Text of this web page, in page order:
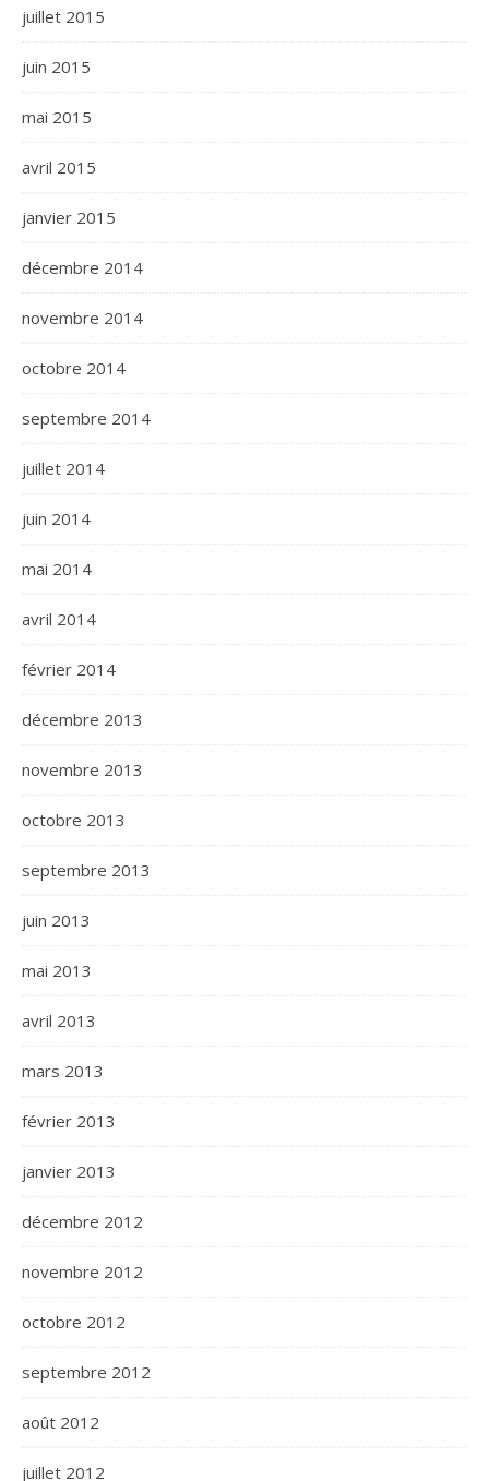
juillet 2015
juin 2015
mai 2015
avril 2015
janvier 2015
décembre 2014
novembre 2014
octobre 2014
septembre 2014
juillet 2014
juin 2014
mai 2014
avril 2014
février 2014
décembre 2013
novembre 2013
octobre 2013
septembre 2013
juin 2013
mai 2013
avril 2013
mars 2013
février 2013
janvier 2013
décembre 2012
novembre 2012
octobre 2012
septembre 2012
août 2012
juillet 2012